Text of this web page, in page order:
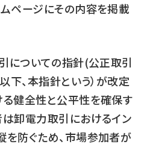
ページにその内容を掲載
についての指針(公正取引
下、本指針という）が改定
る健全性と公平性を確保す
卸電力取引におけるイン
防ぐため、市場参加者が